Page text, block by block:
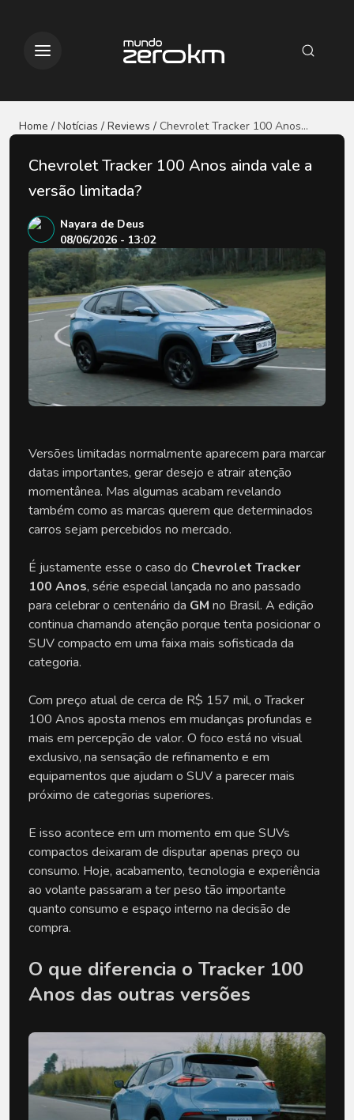
Home / Notícias / Reviews / Chevrolet Tracker 100 Anos
Chevrolet Tracker 100 Anos ainda vale a
versão limitada?
Nayara de Deus
08/06/2026 - 13:02
Versões limitadas normalmente aparecem para marcar
datas importantes, gerar desejo e atrair atenção
momentânea. Mas algumas acabam revelando
também como as marcas querem que determinados
carros sejam percebidos no mercado.
É justamente esse o caso do Chevrolet Tracker
100 Anos, série especial lançada no ano passado
para celebrar o centenário da GM no Brasil. A edição
continua chamando atenção porque tenta posicionar o
SUV compacto em uma faixa mais sofisticada da
categoria.
Com preço atual de cerca de R$ 157 mil, o Tracker
100 Anos aposta menos em mudanças profundas e
mais em percepção de valor. O foco está no visual
exclusivo, na sensação de refinamento e em
equipamentos que ajudam o SUV a parecer mais
próximo de categorias superiores.
E isso acontece em um momento em que SUVs
compactos deixaram de disputar apenas preço ou
consumo. Hoje, acabamento, tecnologia e experiência
ao volante passaram a ter peso tão importante
quanto consumo e espaço interno na decisão de
compra.
O que diferencia o Tracker 100
Anos das outras versões